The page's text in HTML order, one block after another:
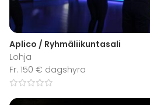
Aplico / Ryhmäliikuntasali
Lohja
Fr. 150 € dagshyra